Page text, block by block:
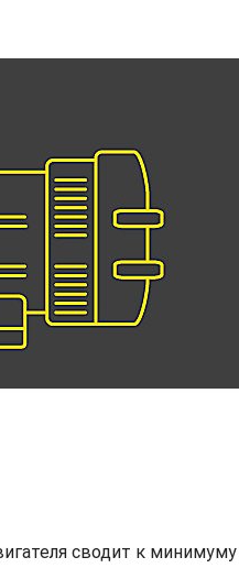
сводит к